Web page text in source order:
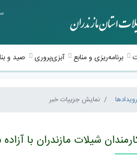
برنامه‌ریزی و منابع آبزی‌پروری صید و
نمایش جزییات خبر
شیلات مازندران با آزاده